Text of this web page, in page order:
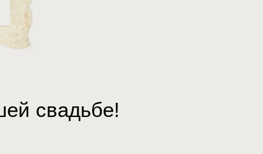
свадьбе!